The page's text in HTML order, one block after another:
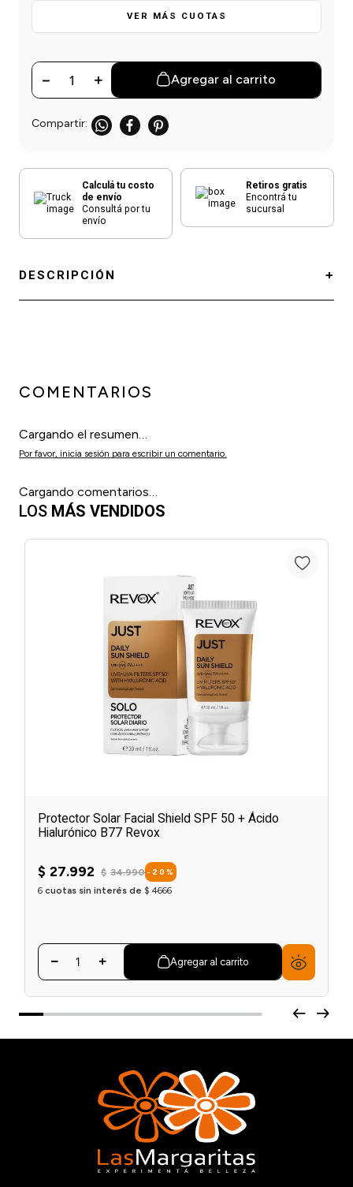
Ceras
Secadores
VER MÁS CUOTAS
＋
－ Agregar al carrito
Calculá tu costo
de envío
Consultá por tu
envío
Retiros gratis
Encontrá tu
sucursal
DESCRIPCIÓN
COMENTARIOS
Cargando el resumen…
Por favor, inicia sesión para escribir un comentario.
Cargando comentarios…
LOS MÁS VENDIDOS
Protector Solar Facial Shield SPF 50 + Ácido
Hialurónico B77 Revox
$ 27.992 $ 34.990 - 20 %
6 cuotas sin interés de $ 4666
Agregar al carrito